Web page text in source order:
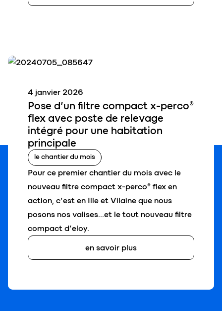
Pose d’un filtre compact x-perco®
flex avec poste de relevage
intégré pour une habitation
principale
4 janvier 2026
le chantier du mois
Pour ce premier chantier du mois avec le
nouveau filtre compact x-perco® flex en
action, c’est en Ille et Vilaine que nous
posons nos valises…et le tout nouveau filtre
compact d’eloy.
en savoir plus